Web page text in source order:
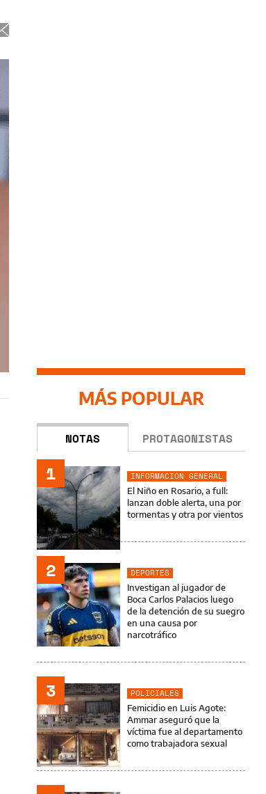
MÁS POPULAR
NOTAS PROTAGONISTAS
1
INFORMACIÓN GENERAL
El Niño en Rosario, a full:
lanzan doble alerta, una por
tormentas y otra por vientos
2
DEPORTES
Investigan al jugador de
Boca Carlos Palacios luego
de la detención de su suegro
en una causa por
narcotráfico
3
POLICIALES
Femicidio en Luis Agote:
Ammar aseguró que la
víctima fue al departamento
como trabajadora sexual